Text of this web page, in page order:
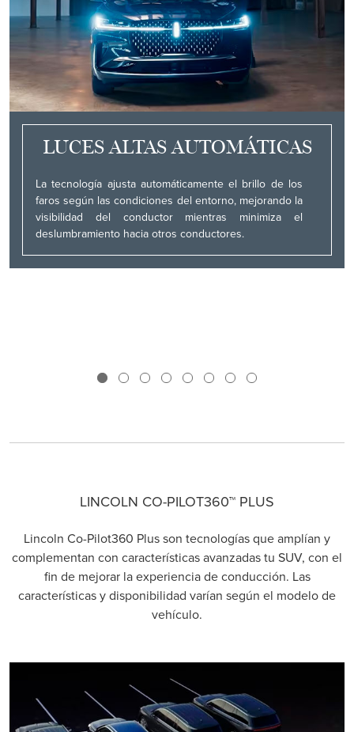
LUCES ALTAS AUTOMÁTICAS
La tecnología ajusta automáticamente el brillo de los
faros según las condiciones del entorno, mejorando la
visibilidad del conductor mientras minimiza el
deslumbramiento hacia otros conductores.
LINCOLN CO-PILOT360™ PLUS
Lincoln Co-Pilot360 Plus son tecnologías que amplían y
complementan con características avanzadas tu SUV, con el
fin de mejorar la experiencia de conducción. Las
características y disponibilidad varían según el modelo de
vehículo.